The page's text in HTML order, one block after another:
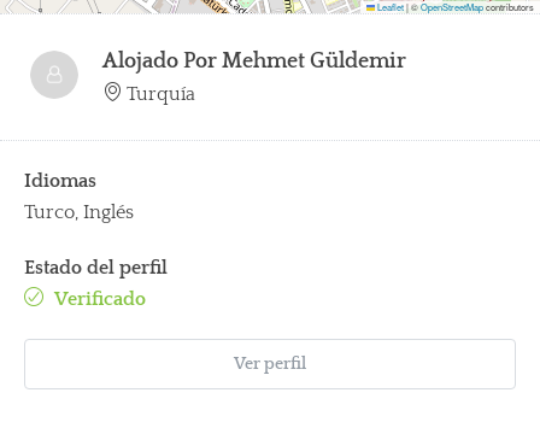
Leaflet|©OpenStreetMapcontributors
Alojado Por Mehmet Güldemir
Turquía
Idiomas
Turco, Inglés
Estado del perfil
Verificado
Ver perfil